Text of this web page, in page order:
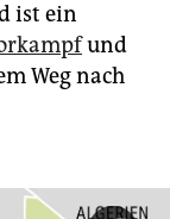
ist ein
und
Weg nach